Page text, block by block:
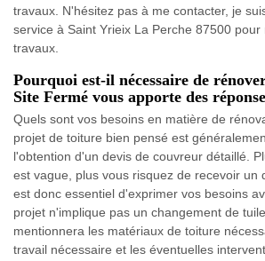
travaux. N'hésitez pas à me contacter, je
service à Saint Yrieix La Perche 87500
travaux.
Pourquoi est-il nécessaire de
Site Fermé vous apporte des
Quels sont vos besoins en matière de
projet de toiture bien pensé est
l'obtention d'un devis de couvreur détaillé.
est vague, plus vous risquez de recevoir un
est donc essentiel d'exprimer vos besoins
projet n'implique pas un changement de
mentionnera les matériaux de toiture
travail nécessaire et les éventuelles